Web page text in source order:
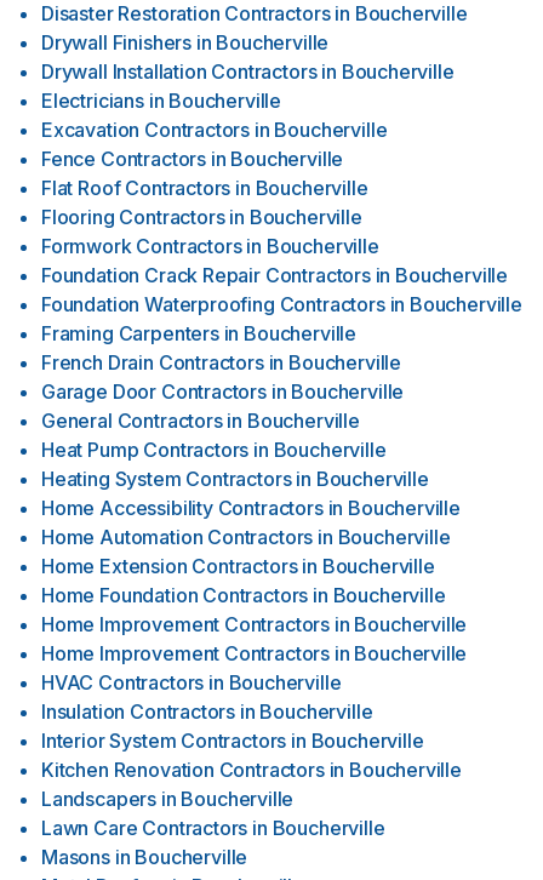
Disaster Restoration Contractors in Boucherville
Drywall Finishers in Boucherville
Drywall Installation Contractors in Boucherville
Electricians in Boucherville
Excavation Contractors in Boucherville
Fence Contractors in Boucherville
Flat Roof Contractors in Boucherville
Flooring Contractors in Boucherville
Formwork Contractors in Boucherville
Foundation Crack Repair Contractors in Boucherville
Foundation Waterproofing Contractors in Boucherville
Framing Carpenters in Boucherville
French Drain Contractors in Boucherville
Garage Door Contractors in Boucherville
General Contractors in Boucherville
Heat Pump Contractors in Boucherville
Heating System Contractors in Boucherville
Home Accessibility Contractors in Boucherville
Home Automation Contractors in Boucherville
Home Extension Contractors in Boucherville
Home Foundation Contractors in Boucherville
Home Improvement Contractors in Boucherville
Home Improvement Contractors in Boucherville
HVAC Contractors in Boucherville
Insulation Contractors in Boucherville
Interior System Contractors in Boucherville
Kitchen Renovation Contractors in Boucherville
Landscapers in Boucherville
Lawn Care Contractors in Boucherville
Masons in Boucherville